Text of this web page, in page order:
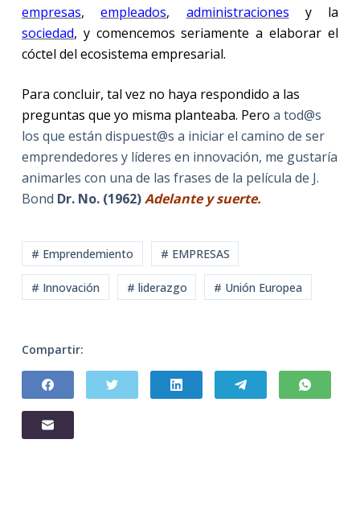
empresas,empleados, administraciones y la
sociedad, y comencemos seriamente a elaborar el
cóctel del ecosistema empresarial.
Para concluir, tal vez no haya respondido a las
preguntas que yo misma planteaba. Pero a tod@s
los que están dispuest@s a iniciar el camino de ser
emprendedores y líderes en innovación, me gustaría
animarles con una de las frases de la película de J.
Bond Dr. No. (1962)Adelante y suerte.
# Emprendemiento # EMPRESAS
# Innovación # liderazgo # Unión Europea
Compartir: